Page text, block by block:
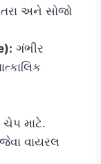
અને સોજો
ગંભીર
માટે.
વાયરલ